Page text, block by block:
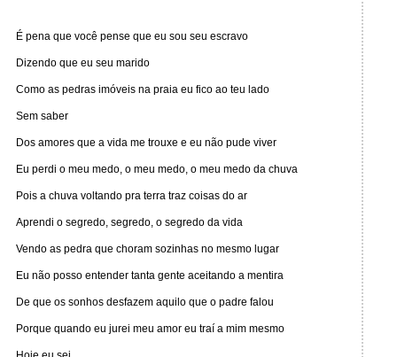
É pena que você pense que eu sou seu escravo
Dizendo que eu seu marido
Como as pedras imóveis na praia eu fico ao teu lado
Sem saber
Dos amores que a vida me trouxe e eu não pude viver
Eu perdi o meu medo, o meu medo, o meu medo da chuva
Pois a chuva voltando pra terra traz coisas do ar
Aprendi o segredo, segredo, o segredo da vida
Vendo as pedra que choram sozinhas no mesmo lugar
Eu não posso entender tanta gente aceitando a mentira
De que os sonhos desfazem aquilo que o padre falou
Porque quando eu jurei meu amor eu traí a mim mesmo